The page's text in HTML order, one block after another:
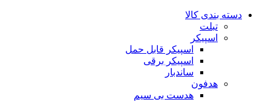
دسته بندی کالا
تبلت
اسپیکر
اسپیکر قابل حمل
اسپیکر برقی
ساندبار
هدفون
هدست بی سیم